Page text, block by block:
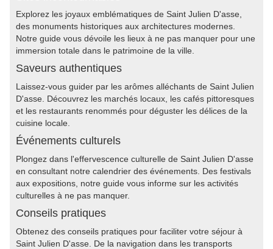
Explorez les joyaux emblématiques de Saint Julien D'asse,
des monuments historiques aux architectures modernes.
Notre guide vous dévoile les lieux à ne pas manquer pour une
immersion totale dans le patrimoine de la ville.
Saveurs authentiques
Laissez-vous guider par les arômes alléchants de Saint Julien
D'asse. Découvrez les marchés locaux, les cafés pittoresques
et les restaurants renommés pour déguster les délices de la
cuisine locale.
Événements culturels
Plongez dans l'effervescence culturelle de Saint Julien D'asse
en consultant notre calendrier des événements. Des festivals
aux expositions, notre guide vous informe sur les activités
culturelles à ne pas manquer.
Conseils pratiques
Obtenez des conseils pratiques pour faciliter votre séjour à
Saint Julien D'asse. De la navigation dans les transports